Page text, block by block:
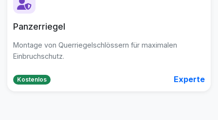
Panzerriegel
Montage von Querriegelschlössern für maximalen
Einbruchschutz.
Kostenlos Experte